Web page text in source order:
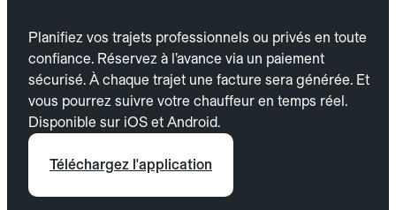
Planifiez vos trajets professionnels ou privés en toute
confiance. Réservez à l’avance via un paiement
sécurisé. À chaque trajet une facture sera générée. Et
vous pourrez suivre votre chauffeur en temps réel.
Disponible sur iOS et Android.
Téléchargez l'application